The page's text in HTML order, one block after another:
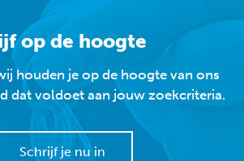
op de hoogte
houden je op de hoogte van ons
dat voldoet aan jouw zoekcriteria.
Schrijf je nu in